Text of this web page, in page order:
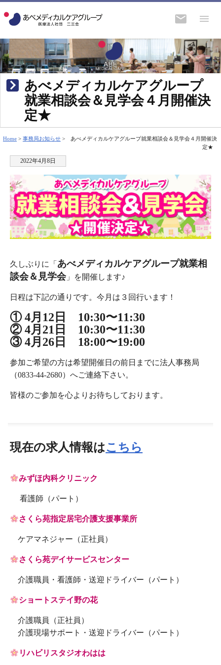
あべメディカルケアグループ
就業相談会＆見学会４月開催決
定★
Home > 事務局お知らせ >
あべメディカルケアグループ就業相談会＆見学会４月開催決
定★
2022年4月8日
久しぶりに「 あべメディカルケアグループ就業相
談会＆見学会」を開催します♪
日程は下記の通りです。今月は３回行います！
① 4月12日 10:30〜11:30
② 4月21日 10:30〜11:30
③ 4月26日 18:00〜19:00
参加ご希望の方は希望開催日の前日までに法人事務局
（0833-44-2680）へご連絡下さい。
皆様のご参加を心よりお待ちしております。
現在の求人情報はこちら
みずほ内科クリニック
看護師（パート）
さくら苑指定居宅介護支援事業所
ケアマネジャー（正社員）
さくら苑デイサービスセンター
介護職員・看護師・送迎ドライバー（パート）
ショートステイ野の花
介護職員（正社員）
介護現場サポート・送迎ドライバー（パート）
リハビリスタジオわはは